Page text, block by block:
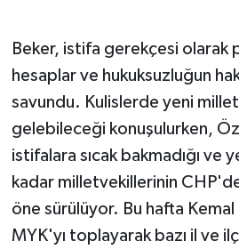
Beker, istifa gerekçesi olarak
hesaplar ve hukuksuzluğun
savundu. Kulislerde yeni
gelebileceği konuşulurken,
istifalara sıcak bakmadığı ve
kadar milletvekillerinin
öne sürülüyor. Bu hafta Kemal
MYK'yı toplayarak bazı il ve